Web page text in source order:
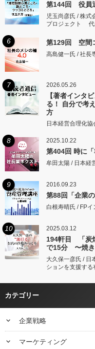
第144回 役員
児玉尚彦氏 / 株
プロジェクト 代
6 第129回 空間
高島健一氏 / 社長
7 2026.05.26
【著者インタ
る！ 自分で考
方
日本経営合理化協
8 2025.10.22
第404回 時に
牟田太陽 / 日本経
9 2016.09.23
第88回「企業
白根寿晴氏 / FP
10 2025.03.12
194軒目 「炭
で15分 〜焼き
大久保一彦氏 / 日
ションを支援する
カテゴリー
keyboard_arrow_down 企業戦略
keyboard_arrow_down マーケティング